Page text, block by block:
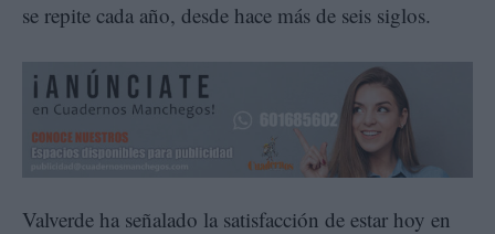
se repite cada año, desde hace más de seis siglos.
Valverde ha señalado la satisfacción de estar hoy en